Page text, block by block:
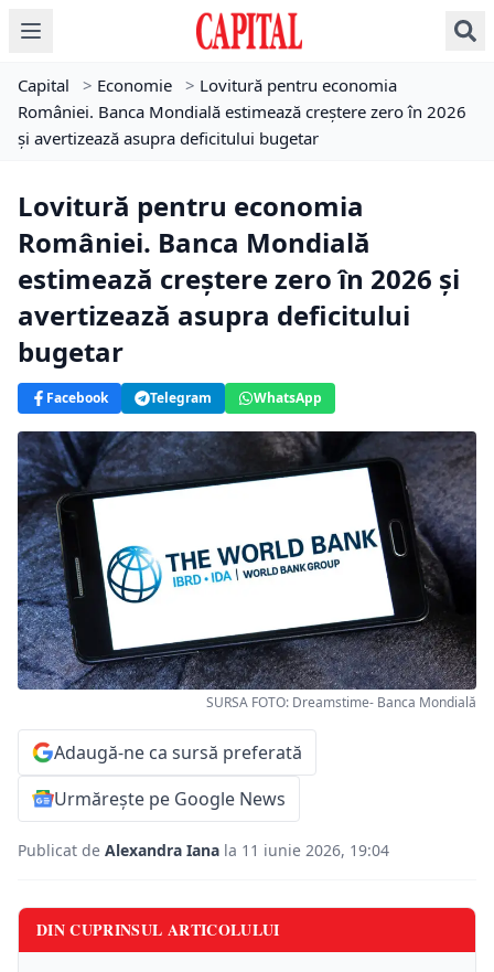
Capital > Economie > Lovitură pentru economia
României. Banca Mondială estimează creștere zero în 2026
și avertizează asupra deficitului bugetar
Lovitură pentru economia
României. Banca Mondială
estimează creștere zero în 2026 și
avertizează asupra deficitului
bugetar
Facebook Telegram WhatsApp
SURSA FOTO: Dreamstime- Banca Mondială
Adaugă-ne ca sursă preferată
Urmărește pe Google News
Publicat de Alexandra Iana la 11 iunie 2026, 19:04
DIN CUPRINSUL ARTICOLULUI